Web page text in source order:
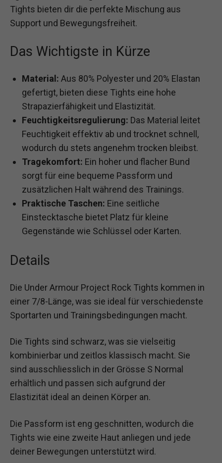
Tights bieten dir die perfekte Mischung aus
Support und Bewegungsfreiheit.
Das Wichtigste in Kürze
Material: Aus 80% Polyester und 20% Elastan
gefertigt, bieten diese Tights eine hohe
Strapazierfähigkeit und Elastizität.
Feuchtigkeitsregulierung: Das Material leitet
Feuchtigkeit effektiv ab und trocknet schnell,
wodurch du stets angenehm trocken bleibst.
Tragekomfort: Ein hoher und flacher Bund
sorgt für eine bequeme Passform und
zusätzlichen Halt während des Trainings.
Praktische Taschen: Eine seitliche
Einstecktasche bietet Platz für kleine
Gegenstände wie Schlüssel oder Karten.
Details
Die Under Armour Project Rock Tights kommen in
einer 7/8-Länge, was sie ideal für verschiedenste
Sportarten und Trainingsbedingungen macht.
Die Tights sind schwarz, was sie vielseitig
kombinierbar und zeitlos klassisch macht. Sie
sind ausschliesslich in der Grösse S Normal
erhältlich und passen sich aufgrund der
Elastizität ideal an deinen Körper an.
Die Passform ist eng geschnitten, wodurch die
Tights wie eine zweite Haut anliegen und jede
deiner Bewegungen unterstützt wird.